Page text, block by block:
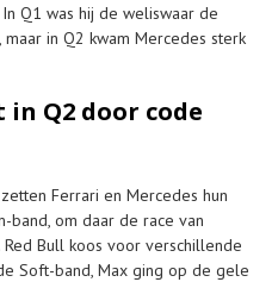
Q1 was hij de weliswaar de
in Q2 kwam Mercedes sterk
Q2 door code
Ferrari en Mercedes hun
om daar de race van
Bull koos voor verschillende
Soft-band, Max ging op de gele